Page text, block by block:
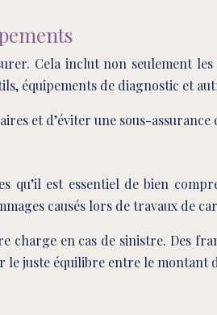
Cela inclut non seulement
équipements de diagnostic et
et d’éviter une sous-
qu’il est essentiel de bien
causés lors de travaux de
en cas de sinistre. Des
juste équilibre entre le montant